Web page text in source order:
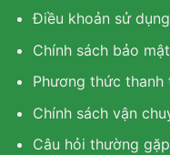
Điều khoản sử dụng
Chính sách bảo mật
Phương thức thanh
Chính sách vận
Câu hỏi thường gặp